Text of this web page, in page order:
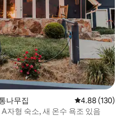
나무집 평점 4.88점(5
4.88 (130)
자형 숙소, 새 온수 욕조 있음